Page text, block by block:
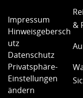
Impressum
Hinweisgebersch
utz
Datenschutz
Privatsphäre-
Einstellungen
ändern
&